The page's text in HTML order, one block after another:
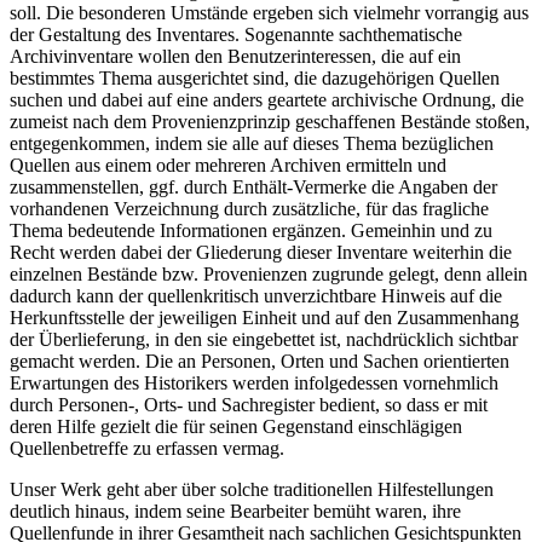
soll. Die besonderen Umstände ergeben sich vielmehr vorrangig aus
der Gestaltung des Inventares. Sogenannte sachthematische
Archivinventare wollen den Benutzerinteressen, die auf ein
bestimmtes Thema ausgerichtet sind, die dazugehörigen Quellen
suchen und dabei auf eine anders geartete archivische Ordnung, die
zumeist nach dem Provenienzprinzip geschaffenen Bestände stoßen,
entgegenkommen, indem sie alle auf dieses Thema bezüglichen
Quellen aus einem oder mehreren Archiven ermitteln und
zusammenstellen, ggf. durch Enthält-Vermerke die Angaben der
vorhandenen Verzeichnung durch zusätzliche, für das fragliche
Thema bedeutende Informationen ergänzen. Gemeinhin und zu
Recht werden dabei der Gliederung dieser Inventare weiterhin die
einzelnen Bestände bzw. Provenienzen zugrunde gelegt, denn allein
dadurch kann der quellenkritisch unverzichtbare Hinweis auf die
Herkunftsstelle der jeweiligen Einheit und auf den Zusammenhang
der Überlieferung, in den sie eingebettet ist, nachdrücklich sichtbar
gemacht werden. Die an Personen, Orten und Sachen orientierten
Erwartungen des Historikers werden infolgedessen vornehmlich
durch Personen-, Orts- und Sachregister bedient, so dass er mit
deren Hilfe gezielt die für seinen Gegenstand einschlägigen
Quellenbetreffe zu erfassen vermag.
Unser Werk geht aber über solche traditionellen Hilfestellungen
deutlich hinaus, indem seine Bearbeiter bemüht waren, ihre
Quellenfunde in ihrer Gesamtheit nach sachlichen Gesichtspunkten